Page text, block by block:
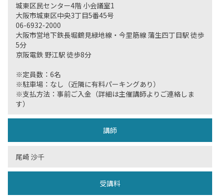
城東区民センター4階 小会議室1
大阪市城東区中央3丁目5番45号
06-6932-2000
大阪市営地下鉄長堀鶴見緑地線・今里筋線 蒲生四丁目駅 徒歩
5分
京阪電鉄 野江駅 徒歩8分
※定員数：6名
※駐車場：なし（近隣に有料パーキングあり）
※支払方法：事前ご入金（詳細は主催講師よりご連絡しま
す）
講師
尾崎 沙千
受講料